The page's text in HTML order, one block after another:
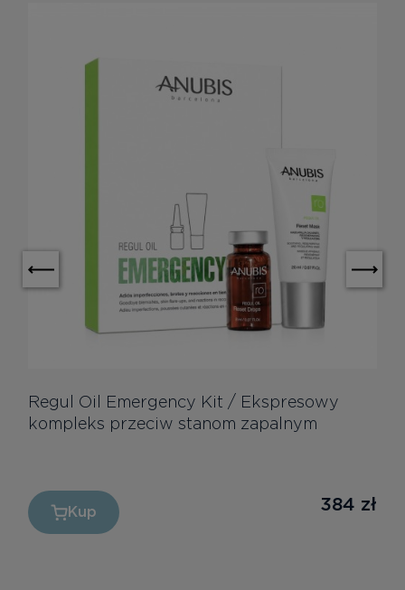
Regul Oil Emergency Kit / Ekspresowy
kompleks przeciw stanom zapalnym
384 zł
Kup